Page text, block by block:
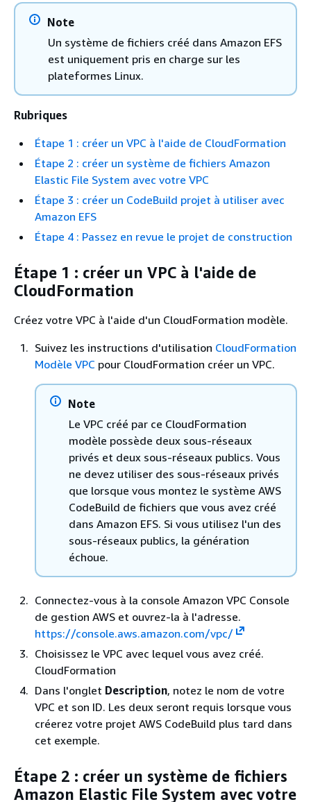
Note
Un système de fichiers créé dans Amazon EFS
est uniquement pris en charge sur les
plateformes Linux.
Rubriques
Étape 1 : créer un VPC à l'aide de CloudFormation
Étape 2 : créer un système de fichiers Amazon
Elastic File System avec votre VPC
Étape 3 : créer un CodeBuild projet à utiliser avec
Amazon EFS
Étape 4 : Passez en revue le projet de construction
Étape 1 : créer un VPC à l'aide de
CloudFormation
Créez votre VPC à l'aide d'un CloudFormation modèle.
Suivez les instructions d'utilisation CloudFormation
Modèle VPC pour CloudFormation créer un VPC.
Note
Le VPC créé par ce CloudFormation
modèle possède deux sous-réseaux
privés et deux sous-réseaux publics. Vous
ne devez utiliser des sous-réseaux privés
que lorsque vous montez le système AWS
CodeBuild de fichiers que vous avez créé
dans Amazon EFS. Si vous utilisez l'un des
sous-réseaux publics, la génération
échoue.
Connectez-vous à la console Amazon VPC Console
de gestion AWS et ouvrez-la à l'adresse.
https://console.aws.amazon.com/vpc/
Choisissez le VPC avec lequel vous avez créé.
CloudFormation
Dans l'onglet Description, notez le nom de votre
VPC et son ID. Les deux seront requis lorsque vous
créerez votre projet AWS CodeBuild plus tard dans
cet exemple.
Étape 2 : créer un système de fichiers
Amazon Elastic File System avec votre